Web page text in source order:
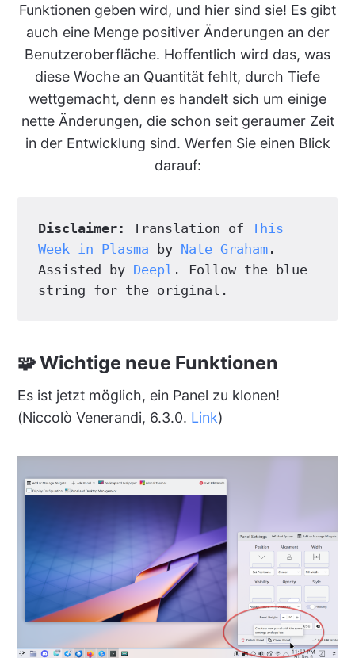
Funktionen geben wird, und hier sind sie! Es gibt
auch eine Menge positiver Änderungen an der
Benutzeroberfläche. Hoffentlich wird das, was
diese Woche an Quantität fehlt, durch Tiefe
wettgemacht, denn es handelt sich um einige
nette Änderungen, die schon seit geraumer Zeit
in der Entwicklung sind. Werfen Sie einen Blick
darauf:
Disclaimer: Translation of This
Week in Plasma by Nate Graham.
Assisted by Deepl . Follow the blue
string for the original.
🧩 Wichtige neue Funktionen
Es ist jetzt möglich, ein Panel zu klonen!
(Niccolò Venerandi, 6.3.0. Link)